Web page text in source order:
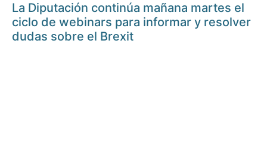
La Diputación continúa mañana martes el
ciclo de webinars para informar y resolver
dudas sobre el Brexit